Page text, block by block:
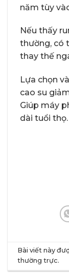
năm tùy
Nếu thấy
thường, có
thay thế
Lựa chọn
cao su
Giúp máy
dài tuổi thọ.
Bài viết này
thường trực.